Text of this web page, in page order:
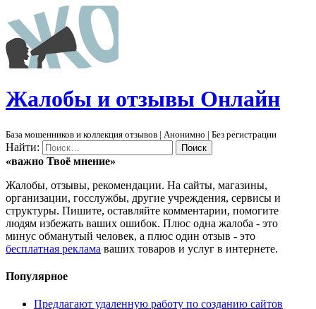
Жалобы и отзывы Онлайн
База мошенников и коллекция отзывов | Анонимно | Без регистрации
Найти:
«важно Твоё мнение»
Жалобы, отзывы, рекомендации. На сайты, магазины,
организации, госслужбы, другие учреждения, сервисы и
структуры. Пишите, оставляйте комментарии, помогите
людям избежать ваших ошибок. Плюс одна жалоба - это
минус обманутый человек, а плюс один отзыв - это
бесплатная реклама ваших товаров и услуг в интернете.
Популярное
Предлагают удаленную работу по созданию сайтов